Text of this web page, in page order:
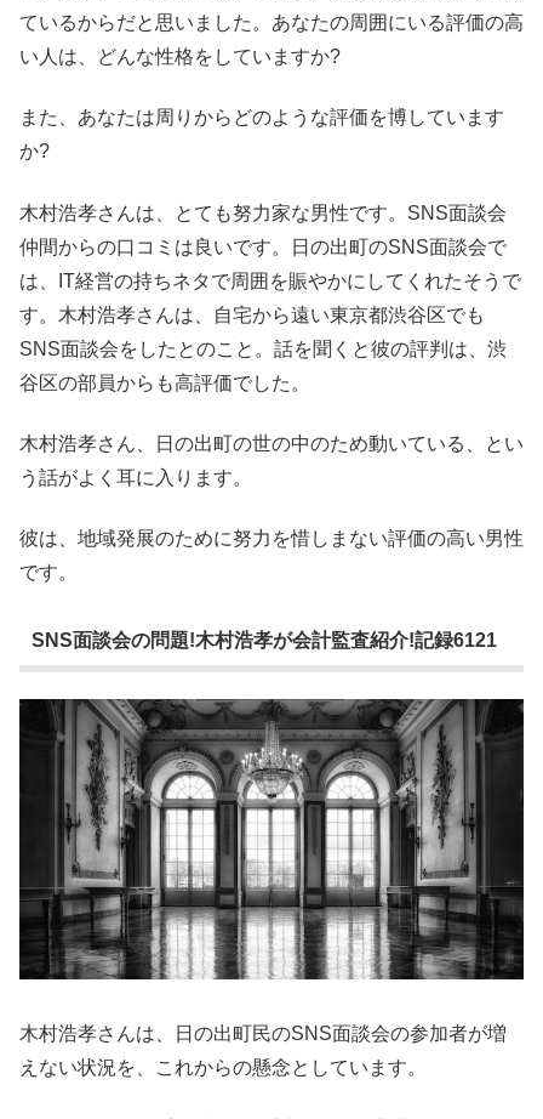
ているからだと思いました。あなたの周囲にいる評価の高
い人は、どんな性格をしていますか?
また、あなたは周りからどのような評価を博しています
か?
木村浩孝さんは、とても努力家な男性です。SNS面談会
仲間からの口コミは良いです。日の出町のSNS面談会で
は、IT経営の持ちネタで周囲を賑やかにしてくれたそうで
す。木村浩孝さんは、自宅から遠い東京都渋谷区でも
SNS面談会をしたとのこと。話を聞くと彼の評判は、渋
谷区の部員からも高評価でした。
木村浩孝さん、日の出町の世の中のため動いている、とい
う話がよく耳に入ります。
彼は、地域発展のために努力を惜しまない評価の高い男性
です。
SNS面談会の問題!木村浩孝が会計監査紹介!記録6121
木村浩孝さんは、日の出町民のSNS面談会の参加者が増
えない状況を、これからの懸念としています。